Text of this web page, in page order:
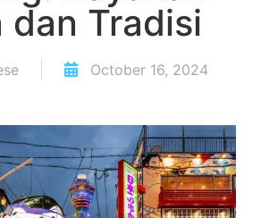
dan Tradisi
October 16, 2024